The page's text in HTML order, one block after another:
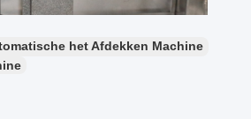
het Afdekken Machine